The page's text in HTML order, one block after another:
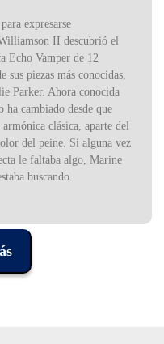
expresarse
II descubrió el
Echo Vamper de 12
sus piezas más conocidas,
Parker. Ahora conocida
cambiado desde que
clásica, aparte del
del peine. Si alguna vez
le faltaba algo, Marine
buscando.